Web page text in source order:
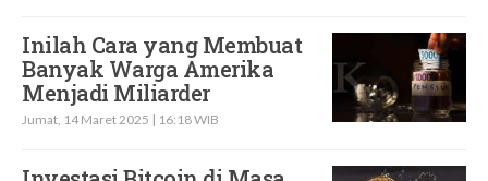
Inilah Cara yang Membuat
Banyak Warga Amerika
Menjadi Miliarder
Jumat, 14 Maret 2025 | 16:18 WIB